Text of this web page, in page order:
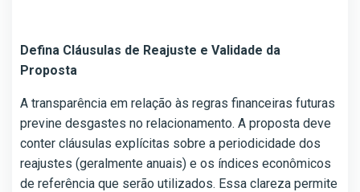
Defina Cláusulas de Reajuste e Validade da
Proposta
A transparência em relação às regras financeiras futuras
previne desgastes no relacionamento. A proposta deve
conter cláusulas explícitas sobre a periodicidade dos
reajustes (geralmente anuais) e os índices econômicos
de referência que serão utilizados. Essa clareza permite